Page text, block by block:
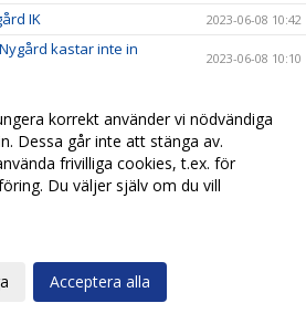
IK 2023-06-08 10:42
kastar inte in
2023-06-08 10:10
2023-06-06 16:03
5-0 2023-06-06 16:00
2023-06-06 00:30
Dam A och Akademin!
korrekt använder vi nödvändiga
Dessa går inte att stänga av.
frivilliga cookies, t.ex. för
Du väljer själv om du vill
Acceptera alla